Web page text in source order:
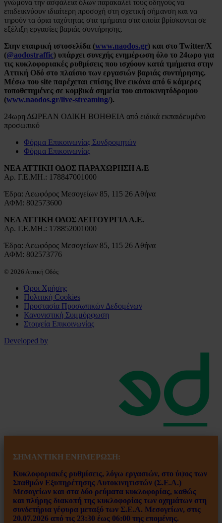
γνώμονα την ασφάλεια όλων παρακαλεί τους οδηγούς να
επιδεικνύουν ιδιαίτερη προσοχή στη σχετική σήμανση και να
τηρούν τα όρια ταχύτητας στα τμήματα στα οποία βρίσκονται σε
εξέλιξη εργασίες βαριάς συντήρησης.
Στην εταιρική ιστοσελίδα (www.naodos.gr) και στο Twitter/X
(@aodostraffic) υπάρχει συνεχής ενημέρωση όλο το 24ωρο για
τις κυκλοφοριακές ρυθμίσεις που ισχύουν κατά τμήματα στην
Αττική Οδό στο πλαίσιο των εργασιών βαριάς συντήρησης.
Μέσω του site παρέχεται επίσης live εικόνα από 6 κάμερες
τοποθετημένες σε κομβικά σημεία του αυτοκινητόδρομου
(www.naodos.gr/live-streaming/).
24ωρη ΔΩΡΕΑΝ ΟΔΙΚΗ ΒΟΗΘΕΙΑ από ειδικά εκπαιδευμένο
προσωπικό
Φόρμα Επικοινωνίας Συνδρομητών
Φόρμα Επικοινωνίας
ΝΕΑ ΑΤΤΙΚΗ ΟΔΟΣ ΠΑΡΑΧΩΡΗΣΗ Α.Ε
Αρ. Γ.Ε.ΜΗ.: 178847001000
Έδρα: Λεωφόρος Μεσογείων 85, 115 26 Αθήνα
ΑΦΜ: 802573600
ΝΕΑ ΑΤΤΙΚΗ ΟΔΟΣ ΛΕΙΤΟΥΡΓΙΑ Α.Ε.
Αρ. Γ.Ε.ΜΗ.: 178852001000
Έδρα: Λεωφόρος Μεσογείων 85, 115 26 Αθήνα
ΑΦΜ: 802573776
© 2026 Αττική Οδός
Όροι Χρήσης
Πολιτική Cookies
Προστασία Προσωπικών Δεδομένων
Κανονιστική Συμμόρφωση
Στοιχεία Επικοινωνίας
Developed by
ΣΗΜΑΝΤΙΚΗ ΕΝΗΜΕΡΩΣΗ:
Κυκλοφοριακές ρυθμίσεις, λόγω εργασιών, στο ύψος των
Σταθμών Εξυπηρέτησης Αυτοκινητιστών (Σ.Ε.Α.)
Μεσογείων και στα δύο ρεύματα κυκλοφορίας, καθώς
και πλήρης διακοπή της κυκλοφορίας των οχημάτων στη
συνδετήρια γέφυρα μεταξύ των Σ.Ε.Α. Μεσογείων, στις
20.07.2026 από τις 23:30 έως 06:00 της επομένης.